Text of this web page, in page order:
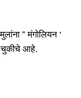
” मंगोलियन ‘
चुकीचे आहे.